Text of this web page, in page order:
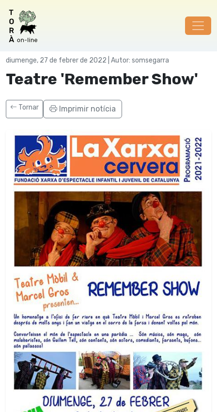
diumenge, 27 de febrer de 2022 | Autor: somsegarra
Teatre 'Remember Show'
Tornar Imprimir notícia